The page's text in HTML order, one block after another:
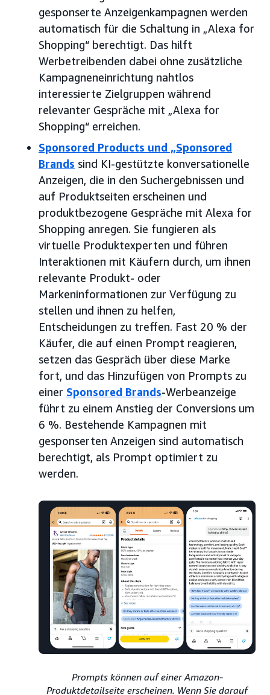
gesponserte Anzeigenkampagnen werden
automatisch für die Schaltung in „Alexa for
Shopping“ berechtigt. Das hilft
Werbetreibenden dabei ohne zusätzliche
Kampagneneinrichtung nahtlos
interessierte Zielgruppen während
relevanter Gespräche mit „Alexa for
Shopping“ erreichen.
Sponsored Products und „Sponsored
Brands sind KI-gestützte konversationelle
Anzeigen, die in den Suchergebnissen und
auf Produktseiten erscheinen und
produktbezogene Gespräche mit Alexa for
Shopping anregen. Sie fungieren als
virtuelle Produktexperten und führen
Interaktionen mit Käufern durch, um ihnen
relevante Produkt- oder
Markeninformationen zur Verfügung zu
stellen und ihnen zu helfen,
Entscheidungen zu treffen. Fast 20 % der
Käufer, die auf einen Prompt reagieren,
setzen das Gespräch über diese Marke
fort, und das Hinzufügen von Prompts zu
einer Sponsored Brands-Werbeanzeige
führt zu einem Anstieg der Conversions um
6 %. Bestehende Kampagnen mit
gesponserten Anzeigen sind automatisch
berechtigt, als Prompt optimiert zu
werden.
Prompts können auf einer Amazon-
Produktdetailseite erscheinen. Wenn Sie darauf